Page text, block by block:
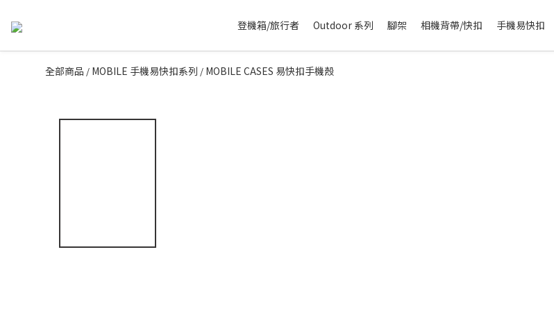
登機箱/旅行者 Outdoor 系列 腳架 相機背帶/快扣 手機易快扣
全部商品 / MOBILE 手機易快扣系列 / MOBILE CASES 易快扣手機殼